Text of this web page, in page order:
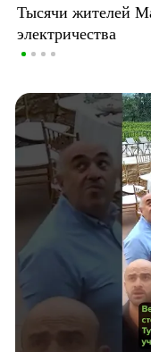
Тысячи жителей
электричества